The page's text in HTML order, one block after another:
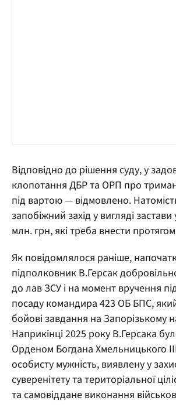
Відповідно до рішення суду, у
клопотання ДБР та ОРП про
під вартою — відмовлено.
запобіжний захід у вигляді застави
млн. грн, які треба внести протягом
Як повідомлялося раніше,
підполковник В.Герсак
до лав ЗСУ і на момент вручення
посаду командира 423 ОБ БПС,
бойові завдання на Запорізькому
Наприкінці 2025 року В.Герсака
Орденом Богдана Хмельницького
особисту мужність, виявлену у
суверенітету та територіальної
та самовіддане виконання